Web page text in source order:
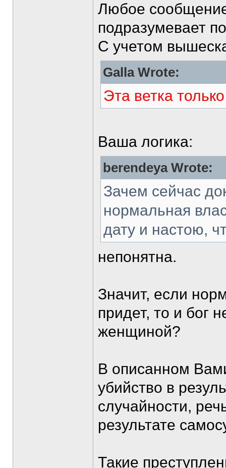
Любое
подразумевает
С учетом
Galla Wrote:
Эта ветка
Ваша логика:
berendeya Wrote:
Зачем сейчас
нормальная
дату и настою,
непонятна.
Значит, если
придет, то и бог
женщиной?
В описанном
убийство в
случайности,
результате
Такие